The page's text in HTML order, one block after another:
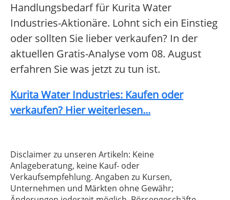
Handlungsbedarf für Kurita Water
Industries-Aktionäre. Lohnt sich ein Einstieg
oder sollten Sie lieber verkaufen? In der
aktuellen Gratis-Analyse vom 08. August
erfahren Sie was jetzt zu tun ist.
Kurita Water Industries: Kaufen oder
verkaufen? Hier weiterlesen...
Disclaimer zu unseren Artikeln: Keine
Anlageberatung, keine Kauf- oder
Verkaufsempfehlung. Angaben zu Kursen,
Unternehmen und Märkten ohne Gewähr;